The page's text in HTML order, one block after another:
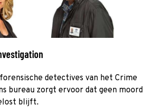
detectives van het Crime
bureau zorgt ervoor dat geen moord
blijft.